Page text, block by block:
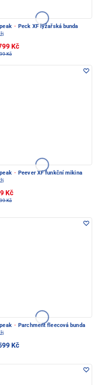
· Peck XF lyžařská bunda
Kč
Kč
· Peever XF funkční mikina
Kč
Kč
· Parchment fleecová bunda
Kč